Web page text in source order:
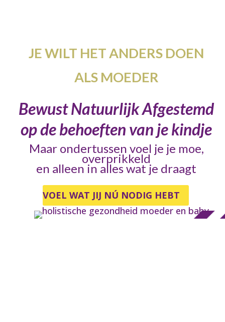
JE WILT HET ANDERS DOEN
ALS MOEDER
Bewust Natuurlijk Afgestemd
op de behoeften van je kindje
Maar ondertussen voel je je moe,
overprikkeld
en alleen in alles wat je draagt
VOEL WAT JIJ NÚ NODIG HEBT